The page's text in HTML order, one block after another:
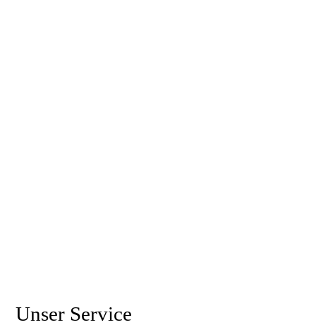
Unser Service